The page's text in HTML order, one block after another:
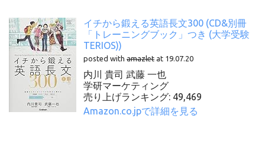
イチから鍛える英語長文300 (CD&別冊
「トレーニングブック」つき (大学受験
TERIOS))
posted with amazlet at 19.07.20
内川 貴司 武藤 一也
学研マーケティング
売り上げランキング: 49,469
Amazon.co.jpで詳細を見る